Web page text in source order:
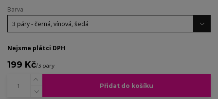
Barva
Nejsme plátci DPH
199 Kč/3 páry
Přidat do košíku